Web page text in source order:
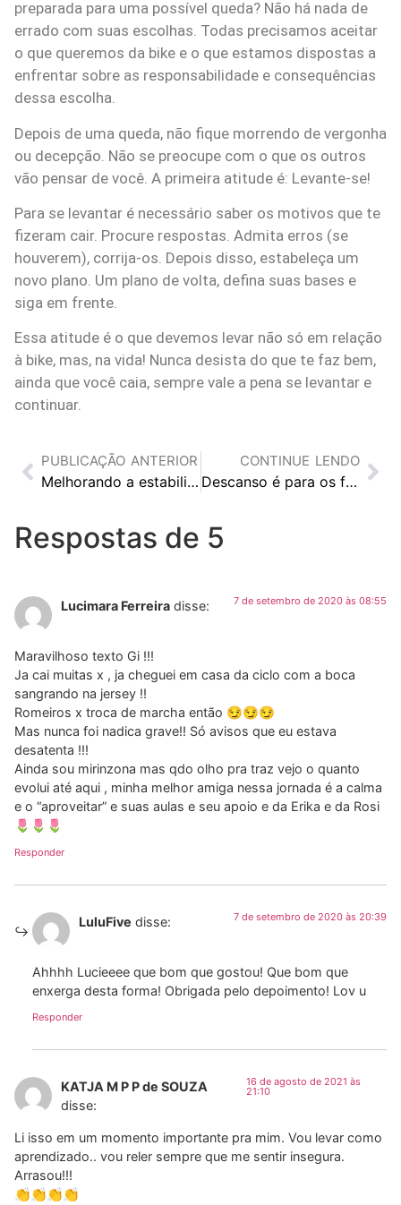
preparada para uma possível queda? Não há nada de
errado com suas escolhas. Todas precisamos aceitar
o que queremos da bike e o que estamos dispostas a
enfrentar sobre as responsabilidade e consequências
dessa escolha.
Depois de uma queda, não fique morrendo de vergonha
ou decepção. Não se preocupe com o que os outros
vão pensar de você. A primeira atitude é: Levante-se!
Para se levantar é necessário saber os motivos que te
fizeram cair. Procure respostas. Admita erros (se
houverem), corrija-os. Depois disso, estabeleça um
novo plano. Um plano de volta, defina suas bases e
siga em frente.
Essa atitude é o que devemos levar não só em relação
à bike, mas, na vida! Nunca desista do que te faz bem,
ainda que você caia, sempre vale a pena se levantar e
continuar.
PUBLICAÇÃO ANTERIOR
Melhorando a estabilidade na Road Bike
CONTINUE LENDO
Descanso é para os fortes!
Respostas de 5
Lucimara Ferreira disse: 7 de setembro de 2020 às 08:55
Maravilhoso texto Gi !!!
Ja cai muitas x , ja cheguei em casa da ciclo com a boca
sangrando na jersey !!
Romeiros x troca de marcha então 😏😏😏
Mas nunca foi nadica grave!! Só avisos que eu estava
desatenta !!!
Ainda sou mirinzona mas qdo olho pra traz vejo o quanto
evolui até aqui , minha melhor amiga nessa jornada é a calma
e o “aproveitar” e suas aulas e seu apoio e da Erika e da Rosi
🌷🌷🌷
Responder
LuluFive disse: 7 de setembro de 2020 às 20:39
Ahhhh Lucieeee que bom que gostou! Que bom que
enxerga desta forma! Obrigada pelo depoimento! Lov u
Responder
KATJA M P P de SOUZA
disse:
16 de agosto de 2021 às
21:10
Li isso em um momento importante pra mim. Vou levar como
aprendizado.. vou reler sempre que me sentir insegura.
Arrasou!!!
👏👏👏👏